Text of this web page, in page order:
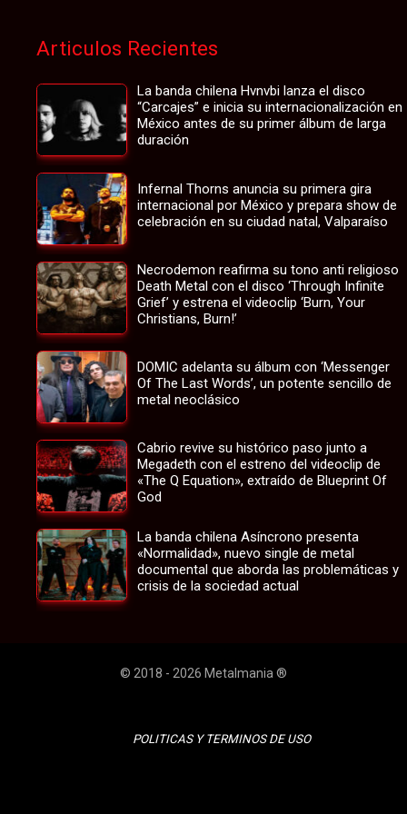
Articulos Recientes
La banda chilena Hvnvbi lanza el disco
“Carcajes” e inicia su internacionalización en
México antes de su primer álbum de larga
duración
Infernal Thorns anuncia su primera gira
internacional por México y prepara show de
celebración en su ciudad natal, Valparaíso
Necrodemon reafirma su tono anti religioso
Death Metal con el disco ‘Through Infinite
Grief’ y estrena el videoclip ‘Burn, Your
Christians, Burn!’
DOMIC adelanta su álbum con ‘Messenger
Of The Last Words’, un potente sencillo de
metal neoclásico
Cabrio revive su histórico paso junto a
Megadeth con el estreno del videoclip de
«The Q Equation», extraído de Blueprint Of
God
La banda chilena Asíncrono presenta
«Normalidad», nuevo single de metal
documental que aborda las problemáticas y
crisis de la sociedad actual
© 2018 - 2026 Metalmania ®
POLITICAS Y TERMINOS DE USO